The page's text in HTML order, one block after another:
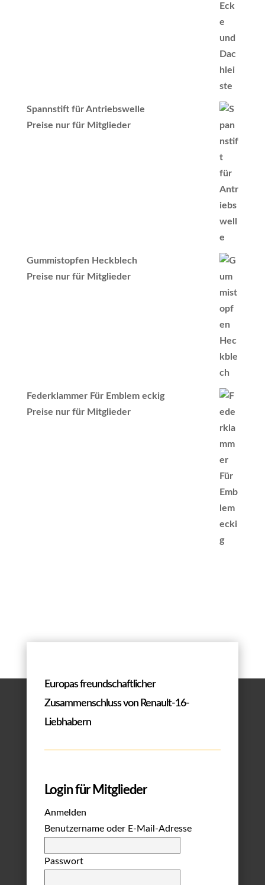
Spannstift für Antriebswelle
Preise nur für Mitglieder
Gummistopfen Heckblech
Preise nur für Mitglieder
Federklammer Für Emblem eckig
Preise nur für Mitglieder
Europas freundschaftlicher
Zusammenschluss von Renault-16-
Liebhabern
Login für Mitglieder
Anmelden
Benutzername oder E-Mail-Adresse
Passwort